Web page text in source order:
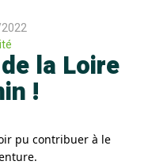
la Loire
!
pu contribuer à le